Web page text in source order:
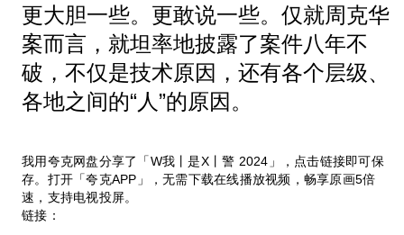
更大胆一些。更敢说一些。仅就周克华
案而言，就坦率地披露了案件八年不
破，不仅是技术原因，还有各个层级、
各地之间的“人”的原因。
我用夸克网盘分享了「W我丨是X丨警 2024」，点击链接即可保
存。打开「夸克APP」，无需下载在线播放视频，畅享原画5倍
速，支持电视投屏。
链接：